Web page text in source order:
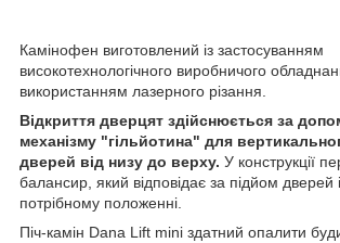
Камінофен виготовлений із застосуванням
високотехнологічного виробничого
використанням лазерного різання.
Відкриття дверцят здійснюється за
механізму "гільйотина" для
дверей від низу до верху. У конструкції
балансир, який відповідає за підйом дверей
потрібному положенні.
Піч-камін Dana Lift mini здатний опалити